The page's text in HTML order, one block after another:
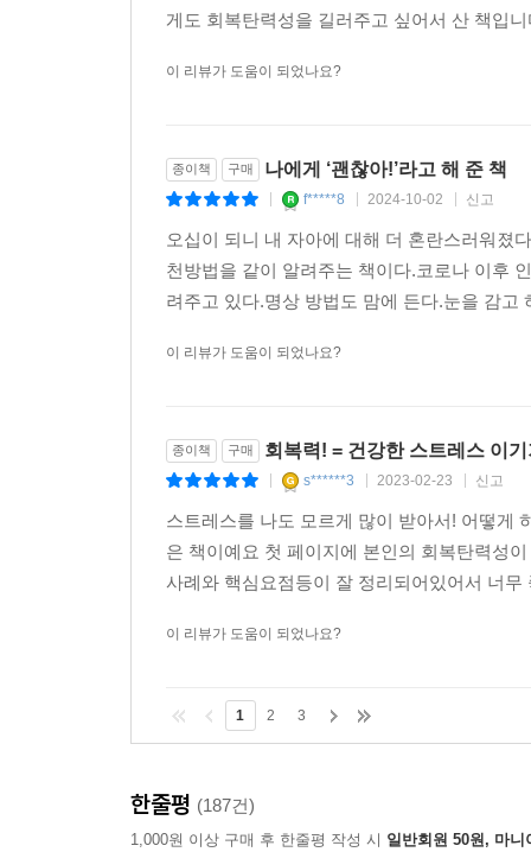
게도 회복탄력성을 길러주고 싶어서 산 책입
이 리뷰가 도움이 되었나요?
종이책 구매 나에게 ‘괜찮아!’라고 해 준 책
f*****8 2024-10-02 신고
오십이 되니 내 자아에 대해 더 혼란스러워졌
천방법을 같이 알려주는 책이다.코로나 이후
려주고 있다.명상 방법도 맘에 든다.눈을 감
이 리뷰가 도움이 되었나요?
종이책 구매 회복력! = 건강한 스트레스 이기
s******3 2023-02-23 신고
스트레스를 나도 모르게 많이 받아서! 어떻게
은 책이예요 첫 페이지에 본인의 회복탄력성
사례와 핵심요점등이 잘 정리되어있어서 너
이 리뷰가 도움이 되었나요?
1 2 3
한줄평 (187건)
1,000원 이상 구매 후 한줄평 작성 시 일반회원 50원, 마니